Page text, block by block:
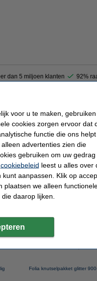
dan 5 miljoen klanten 92%
Deze box bevat alles wat
en diverse andere
uren knutselplezier.
Set:
Ons artikelnr:
Folia knutselpakket glitter
voor u te maken,
cookies zorgen ervoor dat
functie die ons
advertenties zien die
gebruiken om uw gedrag
cookiebeleid leest u alles over
aanpassen. Klik op
plaatsen we alleen
daarop lijken.